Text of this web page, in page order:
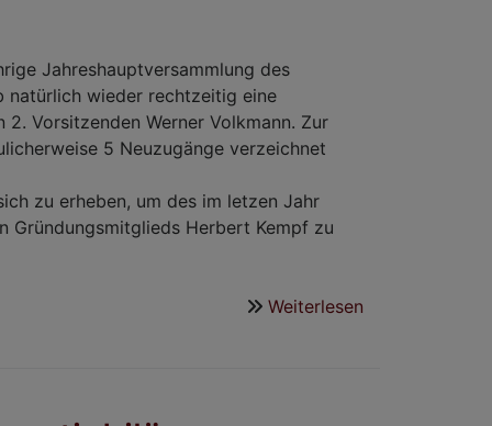
Jahreshauptversammlung des
natürlich wieder rechtzeitig eine
Vorsitzenden Werner Volkmann. Zur
5 Neuzugänge verzeichnet
zu erheben, um des im letzen Jahr
Gründungsmitglieds Herbert Kempf zu
Weiterlesen